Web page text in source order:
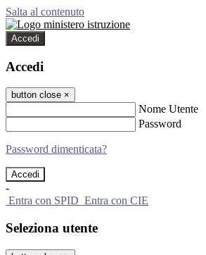
Salta al contenuto
Accedi
Accedi
button close ×
Nome Utente
Password
Password dimenticata?
-
Entra con SPID Entra con CIE
Seleziona utente